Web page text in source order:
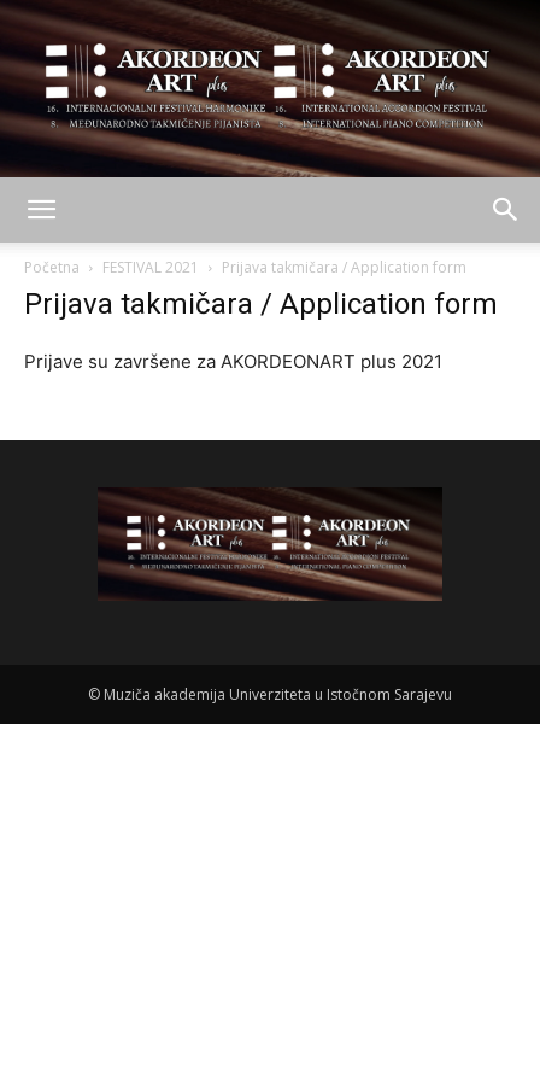
plus
Početna FESTIVAL 2021 Prijava takmičara / Application form
Prijava takmičara / Application form
Prijave su završene za AKORDEONART plus 2021
© Muziča akademija Univerziteta u Istočnom Sarajevu